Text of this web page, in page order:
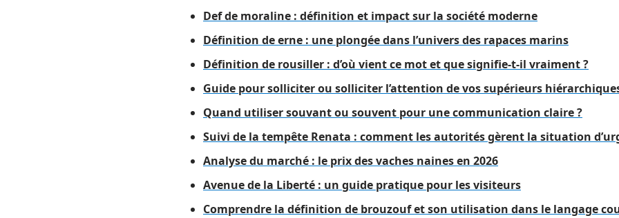
Def de moraline : définition et impact sur la société moderne
Définition de erne : une plongée dans l’univers des rapaces marins
Définition de rousiller : d’où vient ce mot et que signifie-t-il vraiment ?
Guide pour solliciter ou solliciter l’attention de vos supérieurs
Quand utiliser souvant ou souvent pour une communication claire ?
Suivi de la tempête Renata : comment les autorités gèrent la situation
Analyse du marché : le prix des vaches naines en 2026
Avenue de la Liberté : un guide pratique pour les visiteurs
Comprendre la définition de brouzouf et son utilisation dans le langage